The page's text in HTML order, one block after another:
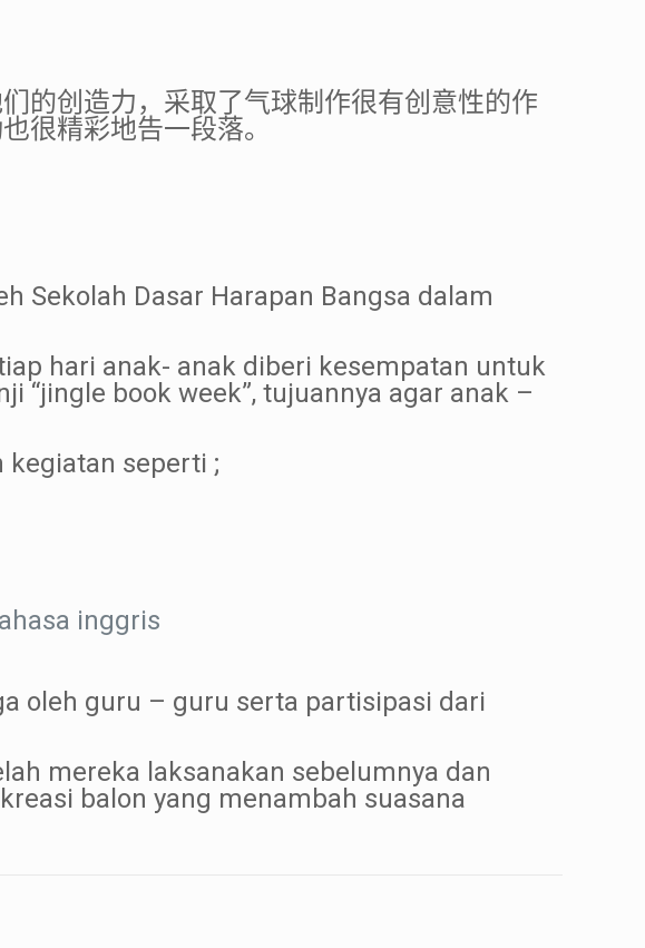
的创造力，采取了气球制作很有创意性的作
很精彩地告一段落。
Sekolah Dasar Harapan Bangsa dalam
hari anak- anak diberi kesempatan untuk
“jingle book week”, tujuannya agar anak –
seperti ;
inggris
oleh guru – guru serta partisipasi dari
mereka laksanakan sebelumnya dan
balon yang menambah suasana